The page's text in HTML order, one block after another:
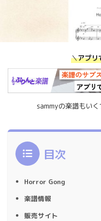
＼アプリ
sammyの楽譜もいく
目次
Horror Gong
楽譜情報
販売サイト